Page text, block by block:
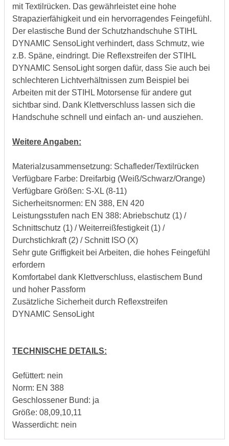
mit Textilrücken. Das gewährleistet eine hohe
Strapazierfähigkeit und ein hervorragendes Feingefühl.
Der elastische Bund der Schutzhandschuhe STIHL
DYNAMIC SensoLight verhindert, dass Schmutz, wie
z.B. Späne, eindringt. Die Reflexstreifen der STIHL
DYNAMIC SensoLight sorgen dafür, dass Sie auch bei
schlechteren Lichtverhältnissen zum Beispiel bei
Arbeiten mit der STIHL Motorsense für andere gut
sichtbar sind. Dank Klettverschluss lassen sich die
Handschuhe schnell und einfach an- und ausziehen.
Weitere Angaben:
Materialzusammensetzung: Schafleder/Textilrücken
Verfügbare Farbe: Dreifarbig (Weiß/Schwarz/Orange)
Verfügbare Größen: S-XL (8-11)
Sicherheitsnormen: EN 388, EN 420
Leistungsstufen nach EN 388: Abriebschutz (1) /
Schnittschutz (1) / Weiterreißfestigkeit (1) /
Durchstichkraft (2) / Schnitt ISO (X)
Sehr gute Griffigkeit bei Arbeiten, die hohes Feingefühl
erfordern
Komfortabel dank Klettverschluss, elastischem Bund
und hoher Passform
Zusätzliche Sicherheit durch Reflexstreifen
DYNAMIC SensoLight
TECHNISCHE DETAILS:
Gefüttert: nein
Norm: EN 388
Geschlossener Bund: ja
Größe: 08,09,10,11
Wasserdicht: nein